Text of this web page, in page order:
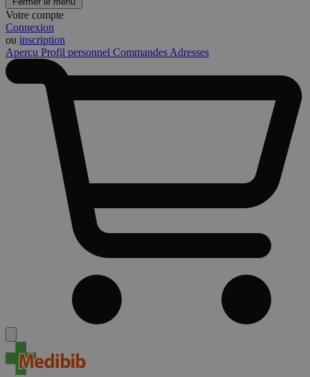
Votre compte
Connexion
ou inscription
Aperçu Profil personnel Commandes Adresses